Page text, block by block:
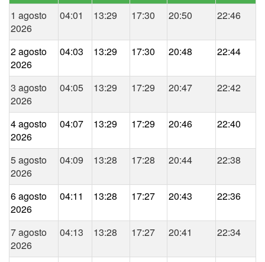
1 agosto
2026
04:01 13:29 17:30 20:50 22:46
2 agosto
2026
04:03 13:29 17:30 20:48 22:44
3 agosto
2026
04:05 13:29 17:29 20:47 22:42
4 agosto
2026
04:07 13:29 17:29 20:46 22:40
5 agosto
2026
04:09 13:28 17:28 20:44 22:38
6 agosto
2026
04:11 13:28 17:27 20:43 22:36
7 agosto
2026
04:13 13:28 17:27 20:41 22:34